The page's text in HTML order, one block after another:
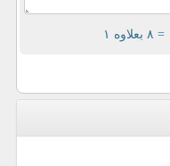
= ۸ بعلاوه ۱